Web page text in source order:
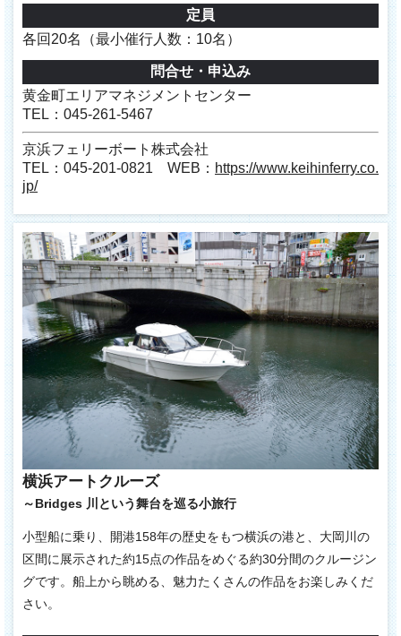
定員
各回20名（最小催行人数：10名）
問合せ・申込み
黄金町エリアマネジメントセンター
TEL：045-261-5467
京浜フェリーボート株式会社
TEL：045-201-0821 WEB： https://www.keihinferry.co.
jp/
横浜アートクルーズ
～Bridges 川という舞台を巡る小旅行
小型船に乗り、開港158年の歴史をもつ横浜の港と、大岡川の
区間に展示された約15点の作品をめぐる約30分間のクルージン
グです。船上から眺める、魅力たくさんの作品をお楽しみくだ
さい。